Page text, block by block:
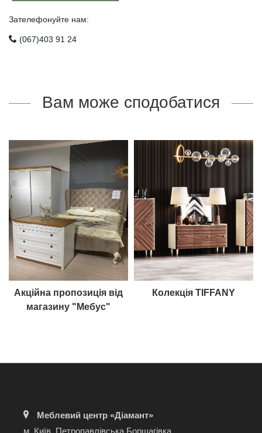
Зателефонуйте нам:
(067)403 91 24
Вам може сподобатися
Акційна пропозиція від
магазину "Мебус"
Колекція TIFFANY
Меблевий центр «Діамант»